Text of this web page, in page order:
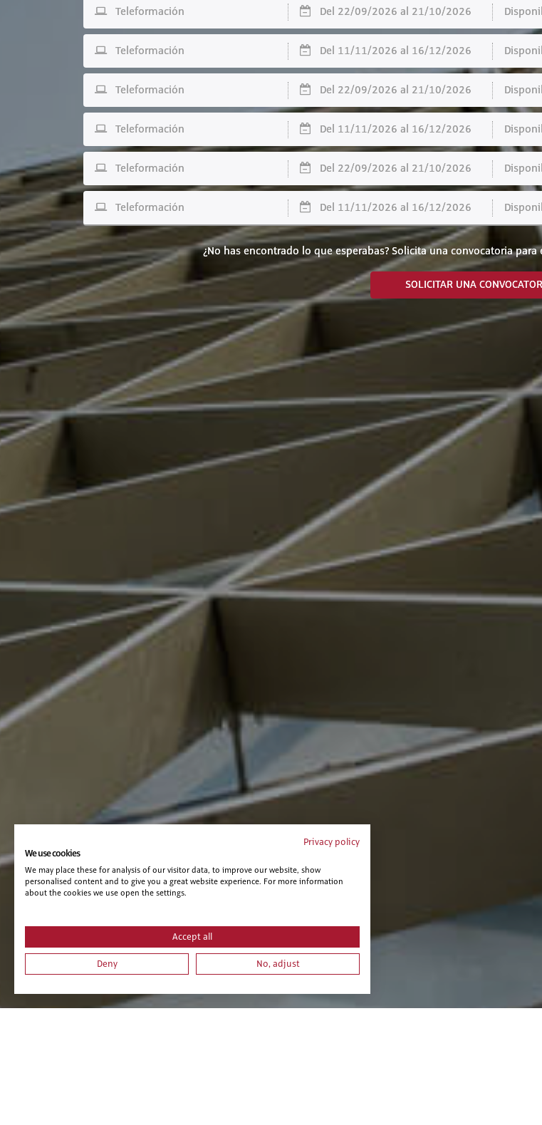
Teleformación Del 22/09/2026 al 21/10/2026
Teleformación Del 11/11/2026 al 16/12/2026
Teleformación Del 22/09/2026 al 21/10/2026
Teleformación Del 11/11/2026 al 16/12/2026
Teleformación Del 22/09/2026 al 21/10/2026
Teleformación Del 11/11/2026 al 16/12/2026
¿No has encontrado lo que esperabas? Solicita una convocatoria
SOLICITAR UNA
Privacy policy
We use cookies
We may place these for analysis of our visitor data, to improve our website, show
personalised content and to give you a great website experience. For more information
about the cookies we use open the settings.
Accept all
Deny No, adjust